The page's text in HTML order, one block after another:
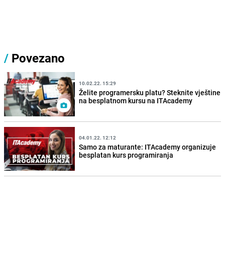
/ Povezano
10.02.22. 15:29
Želite programersku platu? Steknite vještine
na besplatnom kursu na ITAcademy
04.01.22. 12:12
Samo za maturante: ITAcademy organizuje
besplatan kurs programiranja